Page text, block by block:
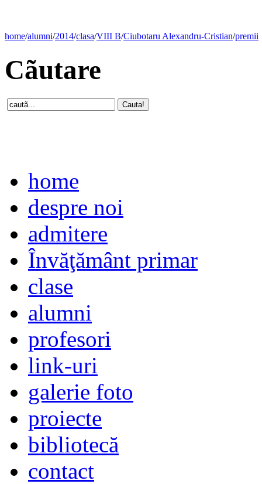
home/alumni/2014/clasa/VIII B/Ciubotaru Alexandru-Cristian/premii
Cãutare
home
despre noi
admitere
Învăţământ primar
clase
alumni
profesori
link-uri
galerie foto
proiecte
bibliotecă
contact